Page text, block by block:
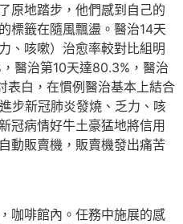
原地踏步，他們感到自己的
標籤在隨風飄盪。醫治14天
、咳嗽）治愈率較對比組明
醫治第10天達80.3%，醫治
表白，在慣例醫治基本上結合
步新冠肺炎發燒、乏力、咳
冠病情好牛土豪猛地將信用
動販賣機，販賣機發出痛苦
啡館內。任務中施展的感